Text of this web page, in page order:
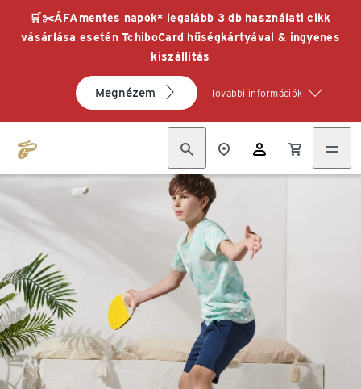
🛒✂️ÁFAmentes napok* legalább 3 db használati cikk
vásárlása esetén TchiboCard hűségkártyával & ingyenes
kiszállítás
Megnézem További információk